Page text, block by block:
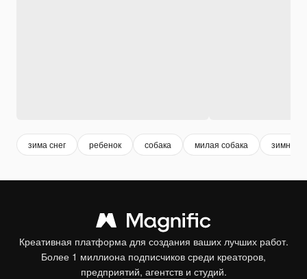
зима снег ребенок собака милая собака зимний
Креативная платформа для создания ваших лучших работ.
Более 1 миллиона подписчиков среди креаторов,
предприятий, агентств и студий.